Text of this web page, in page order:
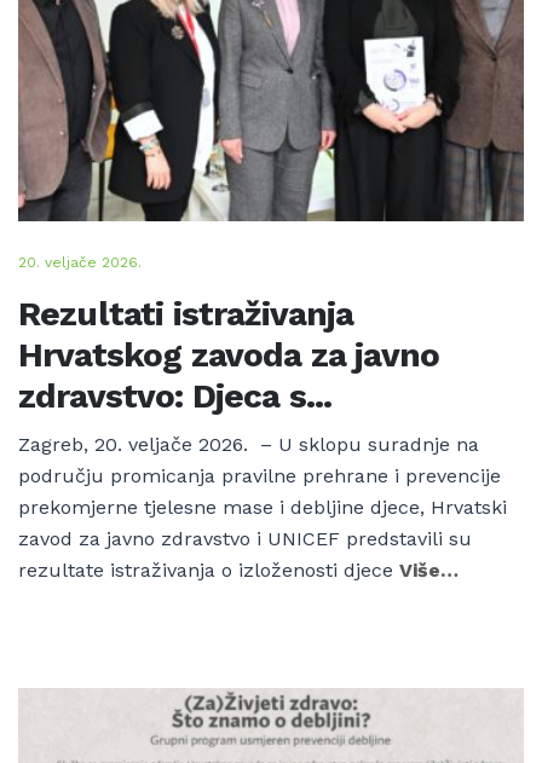
20. veljače 2026.
Rezultati istraživanja
Hrvatskog zavoda za javno
zdravstvo: Djeca s...
Zagreb, 20. veljače 2026. – U sklopu suradnje na
području promicanja pravilne prehrane i prevencije
prekomjerne tjelesne mase i debljine djece, Hrvatski
zavod za javno zdravstvo i UNICEF predstavili su
rezultate istraživanja o izloženosti djece Više…